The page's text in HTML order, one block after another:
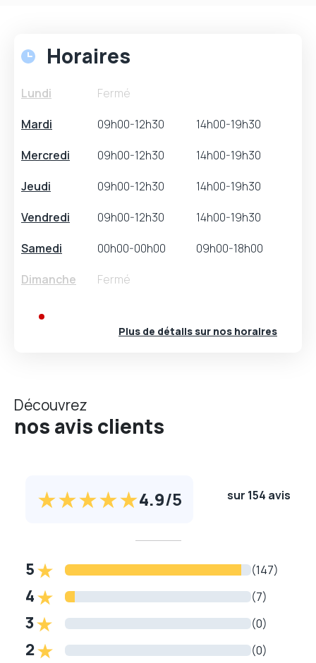
Horaires
Lundi
Fermé
Mardi
09h00-12h30
14h00-19h30
Mercredi
09h00-12h30
14h00-19h30
Jeudi
09h00-12h30
14h00-19h30
Vendredi
09h00-12h30
14h00-19h30
Samedi
00h00-00h00
09h00-18h00
Dimanche
Fermé
Plus de détails sur nos horaires
Découvrez
nos avis clients
4.9/5 sur 154 avis
5 (147)
4 (7)
3 (0)
2 (0)